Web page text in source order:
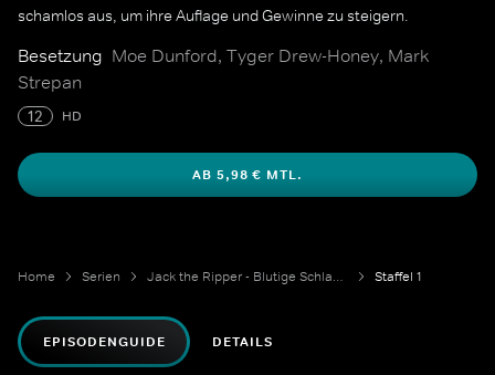
schamlos aus, um ihre Auflage und Gewinne zu steigern.
Besetzung Moe Dunford, Tyger Drew-Honey, Mark
Strepan
12 HD
AB 5,98 € MTL.
Home Serien Jack the Ripper - Blutige Schlagzeilen Staffel 1
EPISODENGUIDE DETAILS